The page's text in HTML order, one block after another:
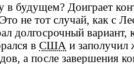
в будущем? Доиграет
не тот случай, как с
долгосрочный вариант,
в США и заполучил
а после завершения